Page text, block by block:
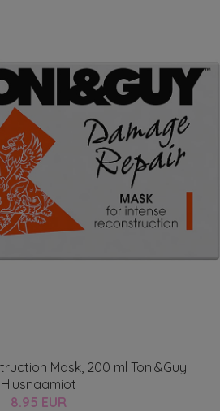
Mask, 200 ml Toni&Guy
Hiusnaamiot
8.95 EUR